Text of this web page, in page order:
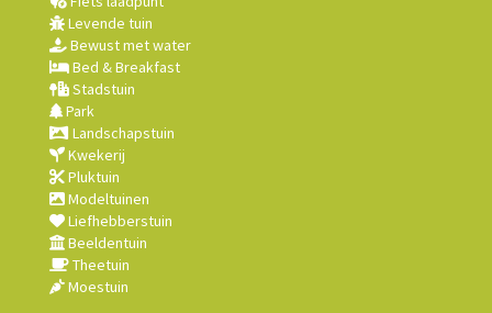
Levende tuin
Bewust met water
Bed & Breakfast
Stadstuin
Park
Landschapstuin
Kwekerij
Pluktuin
Modeltuinen
Liefhebberstuin
Beeldentuin
Theetuin
Moestuin